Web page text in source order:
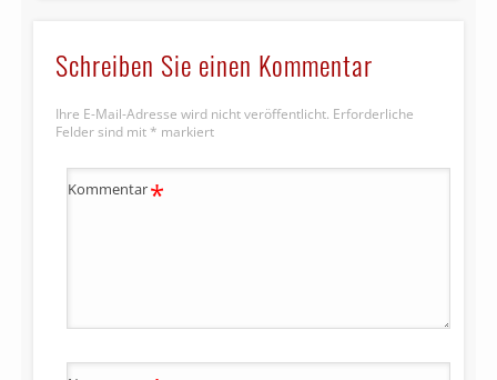
Schreiben Sie einen Kommentar
Ihre E-Mail-Adresse wird nicht veröffentlicht. Erforderliche
Felder sind mit * markiert
Kommentar*